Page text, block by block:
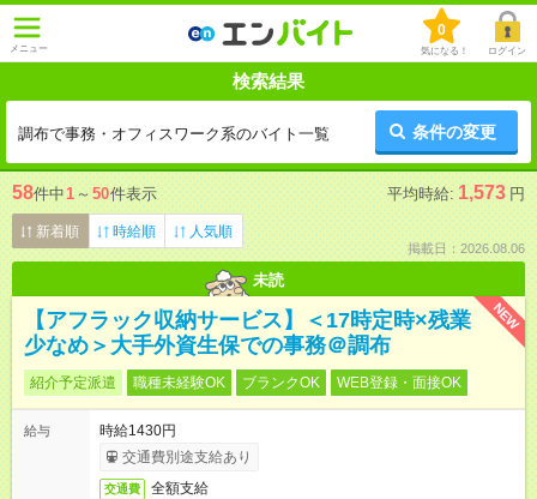
メニュー
0
気になる！ ログイン
検索結果
調布で事務・オフィスワーク系のバイト一覧 条件の変更
58件中1 ～ 50件表示 平均時給: 1,573 円
新着順 時給順 人気順
掲載日：2026.08.06
未読
NEW
【アフラック収納サービス】＜17時定時×残業
少なめ＞大手外資生保での事務＠調布
紹介予定派遣 職種未経験OK ブランクOK WEB登録・面接OK
給与
時給1430円
交通費別途支給あり
交通費 全額支給